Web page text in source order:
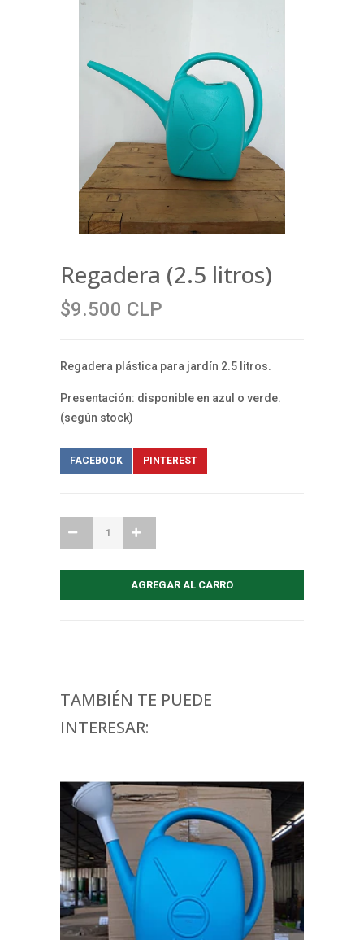
Regadera (2.5 litros)
$9.500 CLP
Regadera plástica para jardín 2.5 litros.
Presentación: disponible en azul o verde.
(según stock)
FACEBOOK PINTEREST
TAMBIÉN TE PUEDE
INTERESAR: